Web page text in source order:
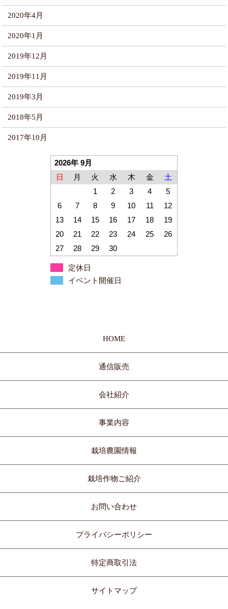
2020年4月
2020年1月
2019年12月
2019年11月
2019年3月
2018年5月
2017年10月
2026年 9月
日
月 火 水 木 金
土
1
2 3 4
5
6
7 8 9 10 11
12
13
14 15 16 17 18
19
20
21 22 23 24 25
26
27
28 29 30
定休日
イベント開催日
HOME
通信販売
会社紹介
事業内容
栽培農園情報
栽培作物ご紹介
お問い合わせ
プライバシーポリシー
特定商取引法
サイトマップ